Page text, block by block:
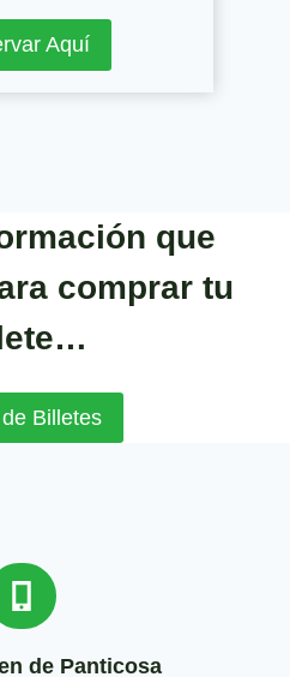
Aquí
que
comprar tu
Billetes
de Panticosa